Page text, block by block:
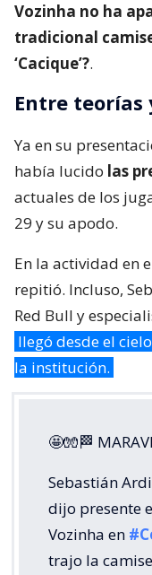
Vozinha no ha
tradicional
‘Cacique’?.
Entre teorías
Ya en su
había lucido las
actuales de los
29 y su apodo.
En la actividad en
repitió. Incluso,
Red Bull y
llegó desde el
la institución.
🤩🧤🏁
Sebastián
dijo presente
Vozinha en
trajo la